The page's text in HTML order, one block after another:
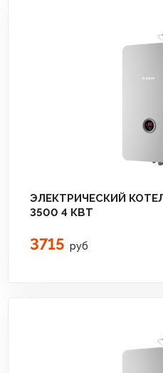
ЭЛЕКТРИЧЕСКИЙ КОТЕЛ
3500 4 КВТ
3715 руб